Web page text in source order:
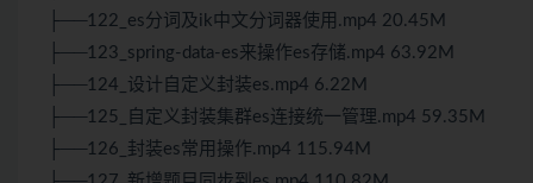
├──122_es分词及ik中文分词器使用.mp4 20.45M
├──123_spring-data-es来操作es存储.mp4 63.92M
├──124_设计自定义封装es.mp4 6.22M
├──125_自定义封装集群es连接统一管理.mp4 59.35M
├──126_封装es常用操作.mp4 115.94M